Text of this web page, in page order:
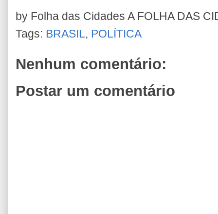
by Folha das Cidades A FOLHA DAS
Tags: BRASIL, POLÍTICA
Nenhum comentário:
Postar um comentário